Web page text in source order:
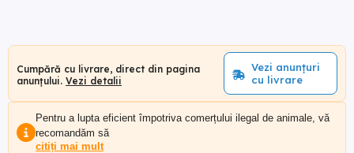
Cumpără cu livrare, direct din pagina
anunțului. Vezi detalii
Vezi anunțuri
cu livrare
Pentru a lupta eficient împotriva comerțului ilegal de animale, vă
recomandăm să
citiți mai mult